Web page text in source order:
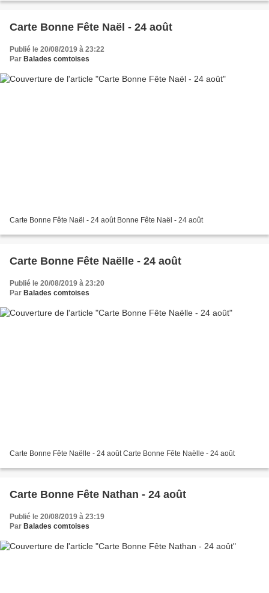
Carte Bonne Fête Naël - 24 août
Publié le 20/08/2019 à 23:22
Par Balades comtoises
Carte Bonne Fête Naël - 24 août Bonne Fête Naël - 24 août
Carte Bonne Fête Naëlle - 24 août
Publié le 20/08/2019 à 23:20
Par Balades comtoises
Carte Bonne Fête Naëlle - 24 août Carte Bonne Fête Naëlle - 24 août
Carte Bonne Fête Nathan - 24 août
Publié le 20/08/2019 à 23:19
Par Balades comtoises